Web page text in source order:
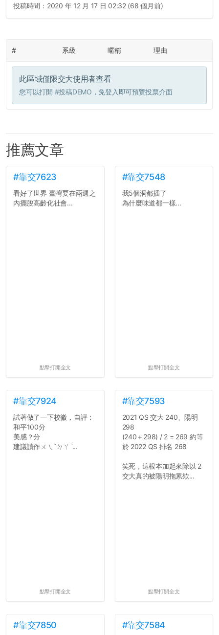
投稿時間： 2020 年 12 月 17 日 02:32 (68 個月前)
# 系級 暱稱 理由
此區域僅限交大使用者查看
您可以打開 #投稿DEMO ，免登入即可預覽投票介面
推薦文章
#靠交7623
看好了世界 臺灣要在兩週之
內擺脫高齡化社會...
點擊打開全文
#靠交7548
我5個洞都插了
為什麼味道都一樣...
點擊打開全文
#靠交7924
試著做了一下校徽，自評：
和平100分
美感？分
建議讀作ㄨㄟˇㄉㄚˋ...
點擊打開全文
#靠交7593
2021 QS 交大 240、陽明
298
(240＋298) / 2 = 269 約等
於 2022 QS 排名 268
笑死，這根本加起來除以 2
交大真的被陽明拖累欸...
點擊打開全文
#靠交7850 #靠交7584